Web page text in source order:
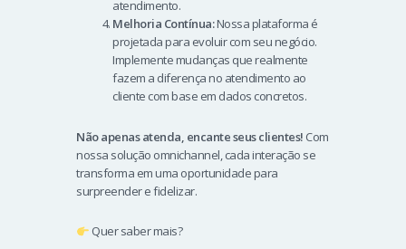
atendimento.
Melhoria Contínua:Nossa plataforma é
projetada para evoluir com seu negócio.
Implemente mudanças que realmente
fazem a diferença no atendimento ao
cliente com base em dados concretos.
Não apenas atenda, encante seus clientes! Com
nossa solução omnichannel, cada interação se
transforma em uma oportunidade para
surpreender e fidelizar.
Quer saber mais?